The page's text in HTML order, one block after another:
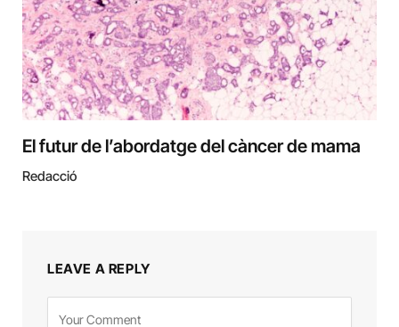
El futur de l’abordatge del càncer de mama
Redacció
LEAVE A REPLY